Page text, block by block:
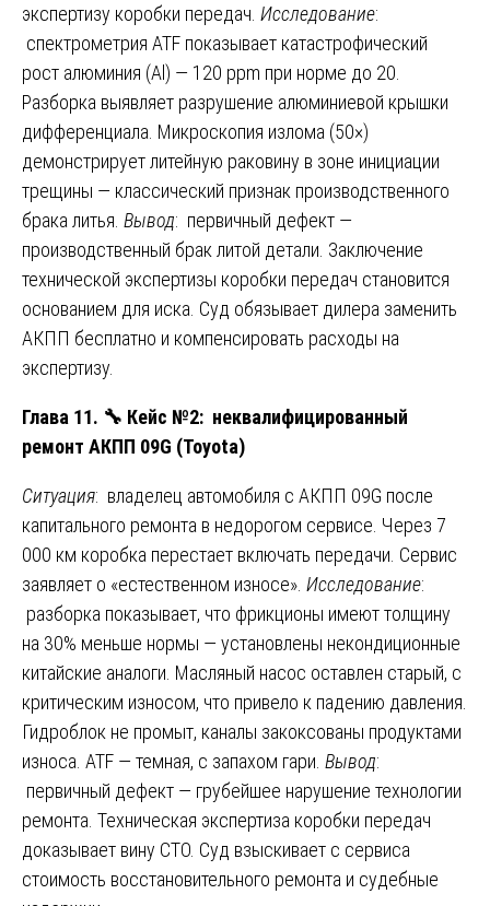
экспертизу коробки передач. Исследование:
спектрометрия ATF показывает катастрофический
рост алюминия (Al) — 120 ppm при норме до 20.
Разборка выявляет разрушение алюминиевой крышки
дифференциала. Микроскопия излома (50×)
демонстрирует литейную раковину в зоне инициации
трещины — классический признак производственного
брака литья. Вывод: первичный дефект —
производственный брак литой детали. Заключение
технической экспертизы коробки передач становится
основанием для иска. Суд обязывает дилера заменить
АКПП бесплатно и компенсировать расходы на
экспертизу.
Глава 11. 🔧 Кейс №2: неквалифицированный
ремонт АКПП 09G (Toyota)
Ситуация: владелец автомобиля с АКПП 09G после
капитального ремонта в недорогом сервисе. Через 7
000 км коробка перестает включать передачи. Сервис
заявляет о «естественном износе». Исследование:
разборка показывает, что фрикционы имеют толщину
на 30% меньше нормы — установлены некондиционные
китайские аналоги. Масляный насос оставлен старый, с
критическим износом, что привело к падению давления.
Гидроблок не промыт, каналы закоксованы продуктами
износа. ATF — темная, с запахом гари. Вывод:
первичный дефект — грубейшее нарушение технологии
ремонта. Техническая экспертиза коробки передач
доказывает вину СТО. Суд взыскивает с сервиса
стоимость восстановительного ремонта и судебные